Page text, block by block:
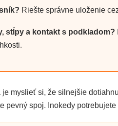
Riešte správne uloženie
stĺpy a kontakt s podkladom?
je myslieť si, že silnejšie
pevný spoj. Inokedy